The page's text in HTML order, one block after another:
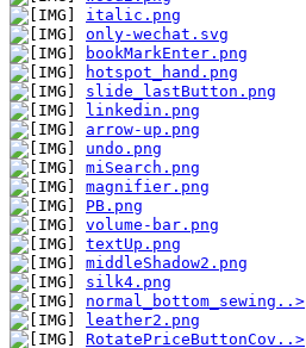
italic.png
only-wechat.svg
bookMarkEnter.png
hotspot_hand.png
slide_lastButton.png
linkedin.png
arrow-up.png
undo.png
miSearch.png
magnifier.png
PB.png
volume-bar.png
textUp.png
middleShadow2.png
silk4.png
normal_bottom_sewing..>
leather2.png
RotatePriceButtonCov..>